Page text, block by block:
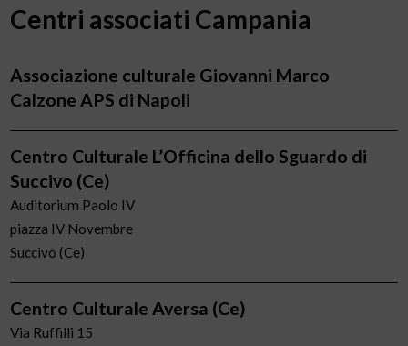
Centri associati Campania
Associazione culturale Giovanni Marco
Calzone APS di Napoli
Centro Culturale L’Officina dello Sguardo di
Succivo (Ce)
Auditorium Paolo IV
piazza IV Novembre
Succivo (Ce)
Centro Culturale Aversa (Ce)
Via Ruffilli 15